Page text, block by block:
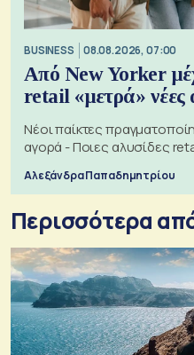
BUSINESS 08.08.2026, 07:00
Από New Yorker
retail «μετρά» νέες
Νέοι παίκτες
αγορά - Ποιες αλυσίδες
Αλεξάνδρα Παπαδημητρίου
Περισσότερα